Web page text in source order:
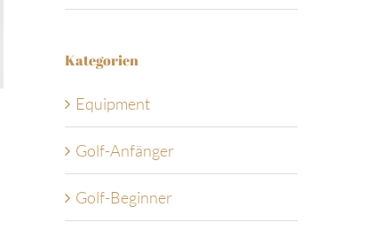
Kategorien
Equipment
Golf-Anfänger
Golf-Beginner